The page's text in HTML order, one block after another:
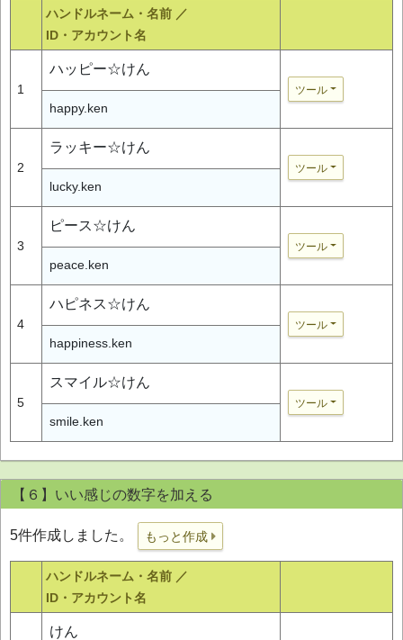
ハンドルネーム・名前 ／
ID・アカウント名
1
ハッピー☆けん
ツール
happy.ken
2
ラッキー☆けん
ツール
lucky.ken
3
ピース☆けん
ツール
peace.ken
4
ハピネス☆けん
ツール
happiness.ken
5
スマイル☆けん
ツール
smile.ken
【６】いい感じの数字を加える
5件作成しました。 もっと作成
ハンドルネーム・名前 ／
ID・アカウント名
けん